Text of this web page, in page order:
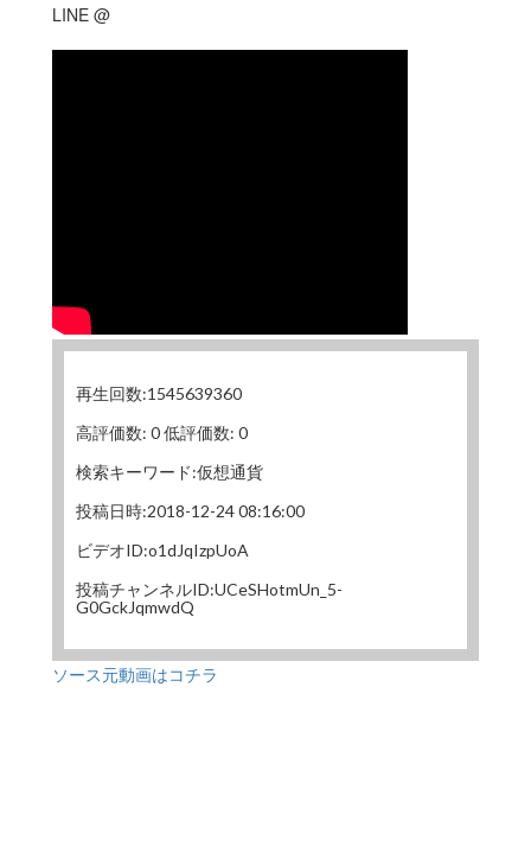
LINE @
再生回数:1545639360
高評価数: 0 低評価数: 0
検索キーワード:仮想通貨
投稿日時:2018-12-24 08:16:00
ビデオID:o1dJqIzpUoA
投稿チャンネルID:UCeSHotmUn_5-
G0GckJqmwdQ
ソース元動画はコチラ